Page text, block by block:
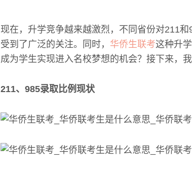
现在，升学竞争越来越激烈，不同省份对211
受到了广泛的关注。同时， 华侨生联考这种升
成为学生实现进入名校梦想的机会？接下来，
211、985录取比例现状